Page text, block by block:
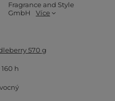
Fragrance and Style
GmbH
Více
570 g
160 h